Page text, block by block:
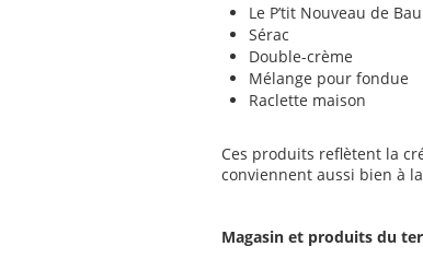
Le P’tit Nouveau de
Sérac
Double-crème
Mélange pour fondue
Raclette maison
Ces produits reflètent la
conviennent aussi bien à
Magasin et produits du